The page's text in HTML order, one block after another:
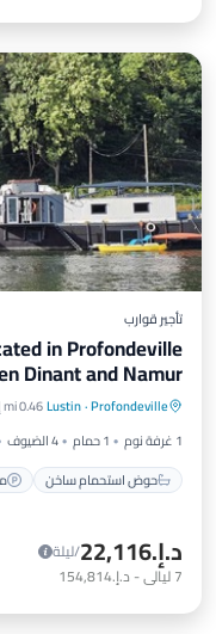
تأجير قوارب
in Profondeville
Dinant and Namur
Profondeville
·
Lustin0.46 mi إلى وسط المدينة
1 غرفة نوم
1 حمام 4 الضيوف
حوض استحمام ساخن
حوض استحمام
شرفة / تراس
د.إ.‏22,116
/ليلة
7ليالي- د.إ.‏154,814